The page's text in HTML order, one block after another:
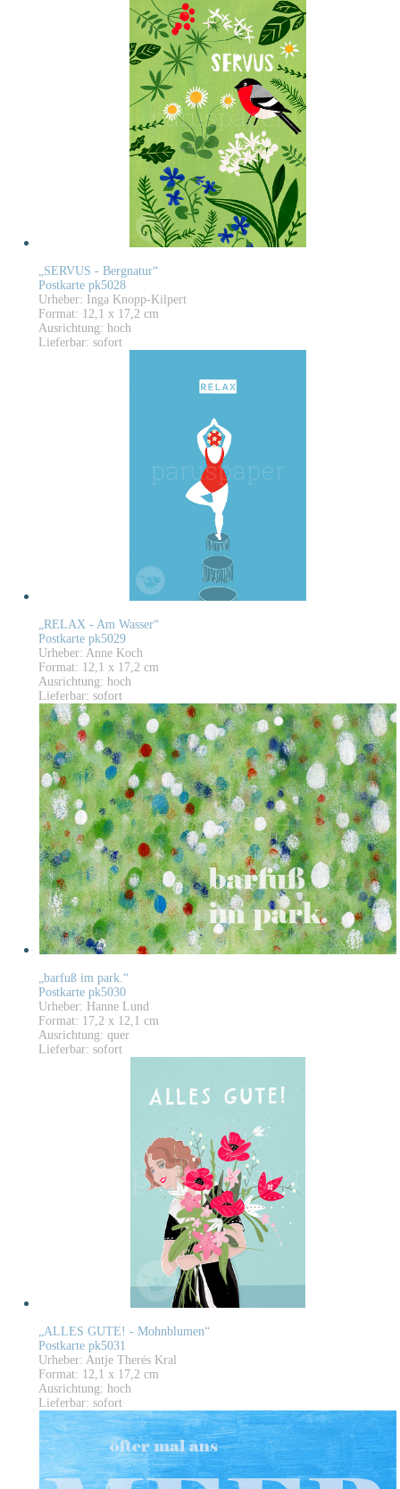
„SERVUS - Bergnatur“
Postkarte pk5028
Urheber: Inga Knopp-Kilpert
Format: 12,1 x 17,2 cm
Ausrichtung: hoch
Lieferbar: sofort
„RELAX - Am Wasser“
Postkarte pk5029
Urheber: Anne Koch
Format: 12,1 x 17,2 cm
Ausrichtung: hoch
Lieferbar: sofort
„barfuß im park.“
Postkarte pk5030
Urheber: Hanne Lund
Format: 17,2 x 12,1 cm
Ausrichtung: quer
Lieferbar: sofort
„ALLES GUTE! - Mohnblumen“
Postkarte pk5031
Urheber: Antje Therés Kral
Format: 12,1 x 17,2 cm
Ausrichtung: hoch
Lieferbar: sofort